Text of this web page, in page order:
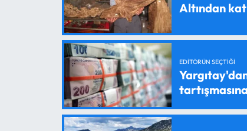
Altından
EDITÖRÜN SEÇTIĞI